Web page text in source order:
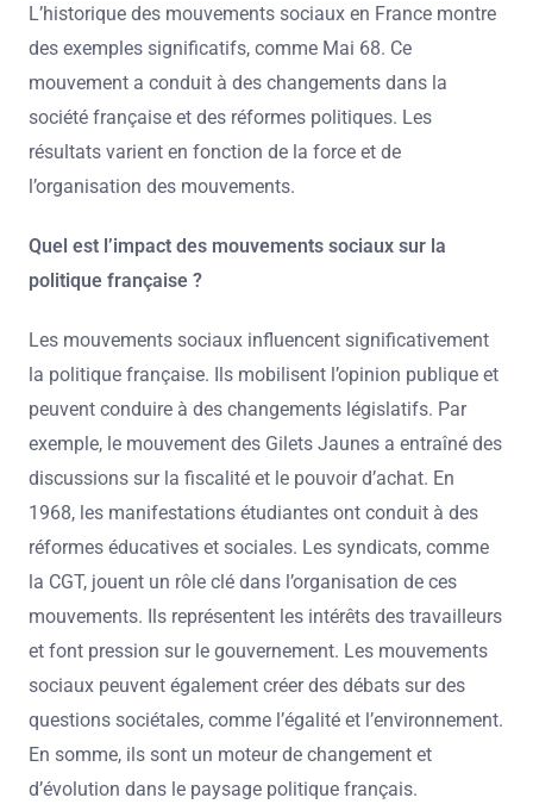
L’historique des mouvements sociaux en France montre
des exemples significatifs, comme Mai 68. Ce
mouvement a conduit à des changements dans la
société française et des réformes politiques. Les
résultats varient en fonction de la force et de
l’organisation des mouvements.
Quel est l’impact des mouvements sociaux sur la
politique française ?
Les mouvements sociaux influencent significativement
la politique française. Ils mobilisent l’opinion publique et
peuvent conduire à des changements législatifs. Par
exemple, le mouvement des Gilets Jaunes a entraîné des
discussions sur la fiscalité et le pouvoir d’achat. En
1968, les manifestations étudiantes ont conduit à des
réformes éducatives et sociales. Les syndicats, comme
la CGT, jouent un rôle clé dans l’organisation de ces
mouvements. Ils représentent les intérêts des travailleurs
et font pression sur le gouvernement. Les mouvements
sociaux peuvent également créer des débats sur des
questions sociétales, comme l’égalité et l’environnement.
En somme, ils sont un moteur de changement et
d’évolution dans le paysage politique français.